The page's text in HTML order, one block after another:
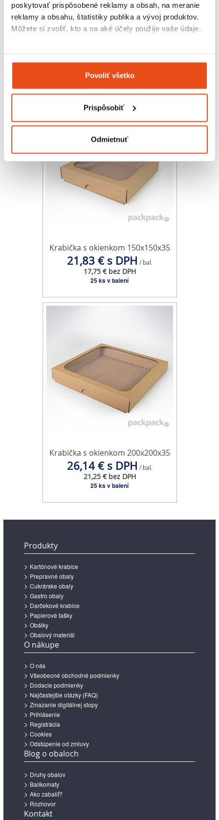
poskytovať prispôsobené reklamy a obsah, na meranie
reklamy a obsahu, štatistiky publika a vývoj produktov.
Môžete si zvoliť, kto a na aké účely použije vaše údaje.
Zhromažďovať informácie o vašej geografickej
polohe s presnosťou na niekoľko metrov
Identifikovať vaše zariadenie aktívnym
Viac informácií o tom, ako sa spracúvajú vaše osobné
údaje, nájdete v časti svašimi nastaveniami
o používaní súborov cookie.
Na prispôsobenie obsahu a reklám, poskytovanie funkcií
sociálnych médií a analýzu návštevnosti používame
súbory cookie. Informácie o tom, ako používate naše
webové stránky, poskytujeme aj našim partnerom v
môžu príslušné informácie skombinovať s ďalšími
údajmi, ktoré ste im poskytli alebo ktoré od vás získali,
keď ste používali ich služby.
Povoliť všetko
Prispôsobiť
Odmietnuť
14,76 € s DPH
25 ks v balení
Krabička s okienkom 150x150x35
21,83 € s DPH / bal.
17,75 € bez DPH
25 ks v balení
Krabička s okienkom 200x200x35
26,14 € s DPH / bal.
21,25 € bez DPH
25 ks v balení
Produkty
Kartónové krabice
Prepravné obaly
Cukrárske obaly
Gastro obaly
Darčekové krabice
Papierové tašky
Obálky
Obalový materiál
O nákupe
O nás
Všeobecné obchodné podmienky
Dodacie podmienky
Najčastejšie otázky (FAQ)
Zmazanie digitálnej stopy
Prihlásenie
Registrácia
Cookies
Odstúpenie od zmluvy
Blog o obaloch
Druhy obalov
Balíkomaty
Ako zabaliť?
Rozhovor
Kontakt